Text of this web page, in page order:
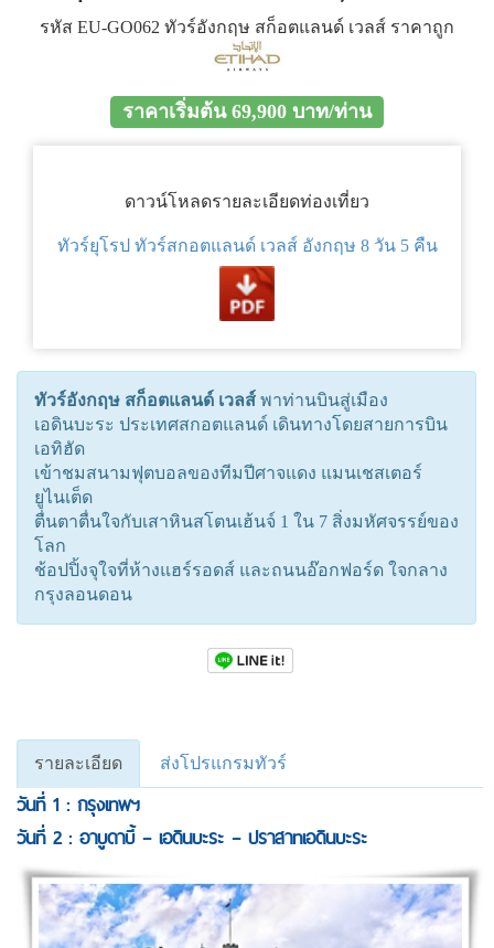
รหัส EU-GO062 ทัวร์อังกฤษ สก็อตแลนด์ เวลส์ ราคาถูก
ราคาเริ่มต้น 69,900 บาท/ท่าน
ดาวน์โหลดรายละเอียดท่องเที่ยว
ทัวร์ยุโรป ทัวร์สกอตแลนด์ เวลส์ อังกฤษ 8 วัน 5 คืน
ทัวร์อังกฤษ สก็อตแลนด์ เวลส์ พาท่านบินสู่เมือง
เอดินบะระ ประเทศสกอตแลนด์ เดินทางโดยสายการบิน
เอทิฮัด
เข้าชมสนามฟุตบอลของทีมปีศาจแดง แมนเชสเตอร์
ยูไนเต็ด
ตื่นตาตื่นใจกับเสาหินสโตนเฮ้นจ์ 1 ใน 7 สิ่งมหัศจรรย์ของ
โลก
ช้อปปิ้งจุใจที่ห้างแฮร์รอดส์ และถนนอ๊อกฟอร์ด ใจกลาง
กรุงลอนดอน
รายละเอียด ส่งโปรแกรมทัวร์
วันที่ 1 : กรุงเทพฯ
วันที่ 2 : อาบูดาบี้ – เอดินบะระ – ปราสาทเอดินบะระ